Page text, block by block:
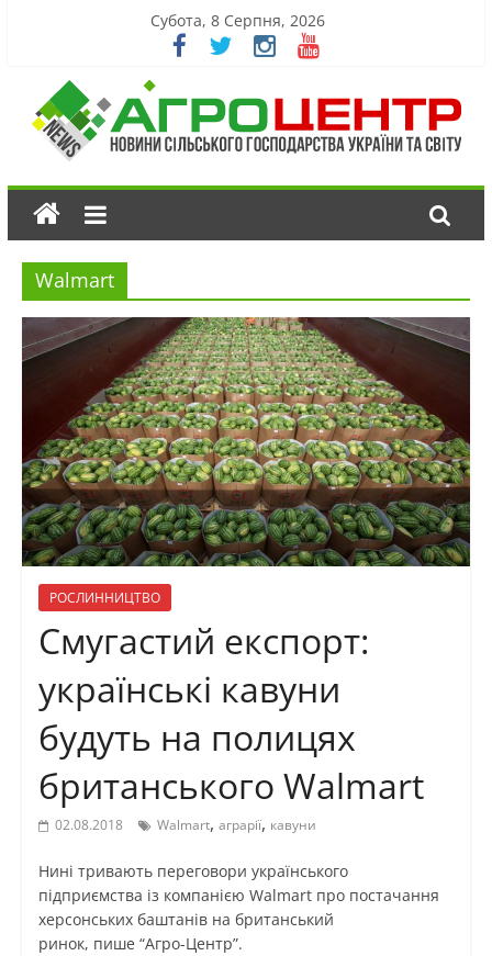
Субота, 8 Серпня, 2026
Walmart
РОСЛИННИЦТВО
Смугастий експорт:
українські кавуни
будуть на полицях
британського Walmart
02.08.2018 Walmart, аграрії, кавуни
Нині тривають переговори українського
підприємства із компанією Walmart про постачання
херсонських баштанів на британський
ринок, пише “Агро-Центр”.